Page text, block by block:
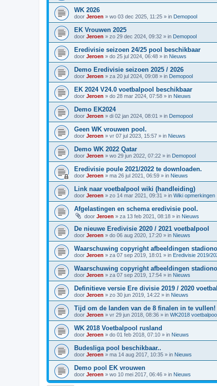
WK 2026
door Jeroen » wo 03 dec 2025, 11:25 » in Demopool
EK Vrouwen 2025
door Jeroen » zo 29 dec 2024, 09:32 » in Demopool
Eredivisie seizoen 24/25 pool beschikbaar
door Jeroen » do 25 jul 2024, 06:48 » in Nieuws
Demo Eredivisie seizoen 2025 / 2026
door Jeroen » za 20 jul 2024, 09:08 » in Demopool
EK 2024 V24.0 voetbalpool beschikbaar
door Jeroen » do 28 mar 2024, 07:58 » in Nieuws
Demo EK2024
door Jeroen » di 02 jan 2024, 08:01 » in Demopool
Geen WK vrouwen pool.
door Jeroen » vr 07 jul 2023, 15:57 » in Nieuws
Demo WK 2022 Qatar
door Jeroen » wo 29 jun 2022, 07:22 » in Demopool
Eredivisie poule 2021/2022 te downloaden.
door Jeroen » ma 26 jul 2021, 06:59 » in Nieuws
Link naar voetbalpool wiki (handleiding)
door Jeroen » zo 14 mar 2021, 09:31 » in Wiki opmerkingen
Afgelastingen en schema eredivisie pool.
door Jeroen » za 13 feb 2021, 08:18 » in Nieuws
De nieuwe Eredivisie 2020 / 2021 voetbalpool
door Jeroen » do 06 aug 2020, 17:20 » in Nieuws
Waarschuwing copyright afbeeldingen
door Jeroen » za 07 sep 2019, 18:01 » in Eredivisie 2019/
Waarschuwing copyright afbeeldingen
door Jeroen » za 07 sep 2019, 17:54 » in Nieuws
Definitieve versie Ere divisie 2019 / 2020
door Jeroen » zo 30 jun 2019, 14:22 » in Nieuws
Tijd om de landen van de 8 finalen in te vullen!
door Jeroen » vr 29 jun 2018, 08:36 » in WK2018
WK 2018 Voetbalpool rusland
door Jeroen » do 01 feb 2018, 07:10 » in Nieuws
Budesliga pool beschikbaar..
door Jeroen » ma 14 aug 2017, 10:35 » in Nieuws
Demo pool EK vrouwen
door Jeroen » wo 10 mei 2017, 06:46 » in Nieuws